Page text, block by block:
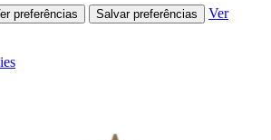
preferências Salvar preferências
Ver